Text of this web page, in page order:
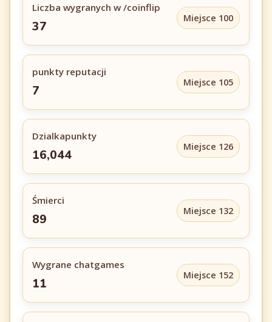
Liczba wygranych w /coinflip
37
Miejsce 100
punkty reputacji
7
Miejsce 105
Dzialkapunkty
16,044
Miejsce 126
Śmierci
89
Miejsce 132
Wygrane chatgames
11
Miejsce 152